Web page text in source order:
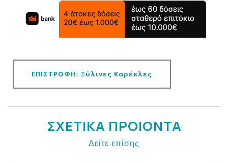
ΕΠΙΣΤΡΟΦΗ: Ξύλινες Καρέκλες
ΣΧΕΤΙΚΑ ΠΡΟΙΟΝΤΑ
Δείτε επίσης